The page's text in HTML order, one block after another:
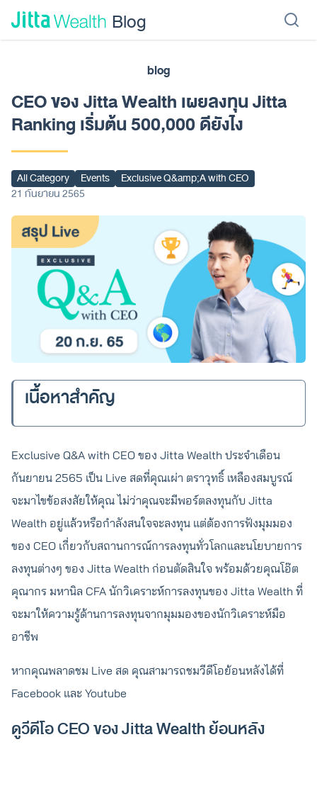
Skip to content - ข้ามไปที่เนื้อหา
Blog
ลงทุนอัตโนมัติ
blog
CEO ของ Jitta Wealth เผยลงทุน Jitta
Ranking เริ่มต้น 500,000 ดียังไง
All Category Events
Exclusive Q&amp;A with CEO
21 กันยายน 2565
เนื้อหาสำคัญ
Exclusive Q&A with CEO ของ Jitta Wealth ประจำเดือน
กันยายน 2565 เป็น Live สดที่คุณเผ่า ตราวุทธิ์ เหลืองสมบูรณ์
จะมาไขข้อสงสัยให้คุณ ไม่ว่าคุณจะมีพอร์ตลงทุนกับ Jitta
Wealth อยู่แล้วหรือกำลังสนใจจะลงทุน แต่ต้องการฟังมุมมอง
ของ CEO เกี่ยวกับสถานการณ์การลงทุนทั่วโลกและนโยบายการ
ลงทุนต่างๆ ของ Jitta Wealth ก่อนตัดสินใจ พร้อมด้วยคุณโอ๊ต
คุณากร มหานิล CFA นักวิเคราะห์การลงทุนของ Jitta Wealth ที่
จะมาให้ความรู้ด้านการลงทุนจากมุมมองของนักวิเคราะห์มือ
อาชีพ
หากคุณพลาดชม Live สด คุณสามารถชมวีดีโอย้อนหลังได้ที่
Facebook และ Youtube
ดูวีดีโอ CEO ของ Jitta Wealth ย้อนหลัง